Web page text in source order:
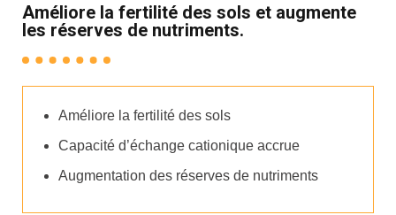
Améliore la fertilité des sols et augmente
les réserves de nutriments.
Améliore la fertilité des sols
Capacité d’échange cationique accrue
Augmentation des réserves de nutriments